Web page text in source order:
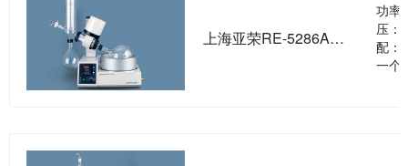
上海亚荣RE-5286A旋转蒸发器
功率
压：
配：
一个